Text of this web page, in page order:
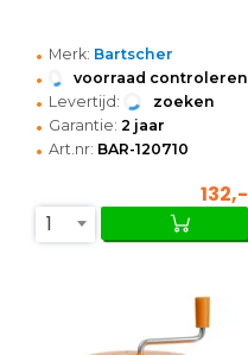
• Merk: Bartscher
• voorraad controleren
• Levertijd: zoeken
• Garantie: 2 jaar
• Art.nr: BAR-120710
132,-
1